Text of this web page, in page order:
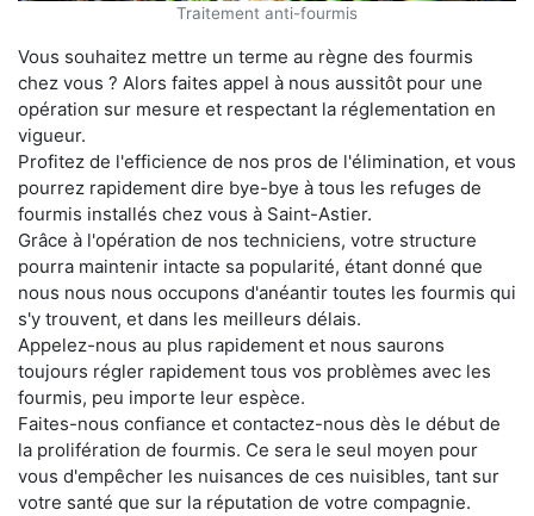
Traitement anti-fourmis
Vous souhaitez mettre un terme au règne des fourmis
chez vous ? Alors faites appel à nous aussitôt pour une
opération sur mesure et respectant la réglementation en
vigueur.
Profitez de l'efficience de nos pros de l'élimination, et vous
pourrez rapidement dire bye-bye à tous les refuges de
fourmis installés chez vous à Saint-Astier.
Grâce à l'opération de nos techniciens, votre structure
pourra maintenir intacte sa popularité, étant donné que
nous nous nous occupons d'anéantir toutes les fourmis qui
s'y trouvent, et dans les meilleurs délais.
Appelez-nous au plus rapidement et nous saurons
toujours régler rapidement tous vos problèmes avec les
fourmis, peu importe leur espèce.
Faites-nous confiance et contactez-nous dès le début de
la prolifération de fourmis. Ce sera le seul moyen pour
vous d'empêcher les nuisances de ces nuisibles, tant sur
votre santé que sur la réputation de votre compagnie.